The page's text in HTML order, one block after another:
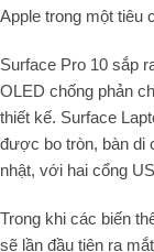
Apple trong một tiêu
Surface Pro 10 sắp
OLED chống phản
thiết kế. Surface
được bo tròn, bàn di
nhật, với hai cổng
Trong khi các biến
sẽ lần đầu tiên ra